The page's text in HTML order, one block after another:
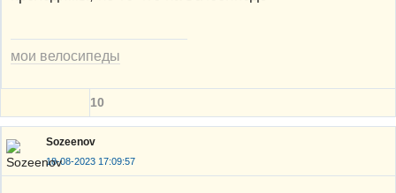
мои велосипеды
10
Sozeenov
18-08-2023 17:09:57